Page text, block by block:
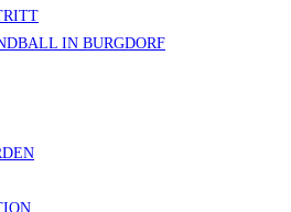
IN BURGDORF